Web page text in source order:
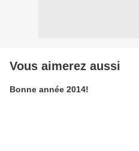
Vous aimerez aussi
Bonne année 2014!